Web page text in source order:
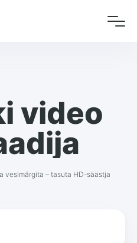
video
vesimärgita – tasuta HD-säästja